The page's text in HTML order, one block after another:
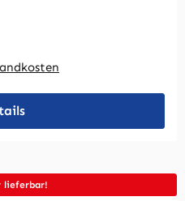
lieferbar!